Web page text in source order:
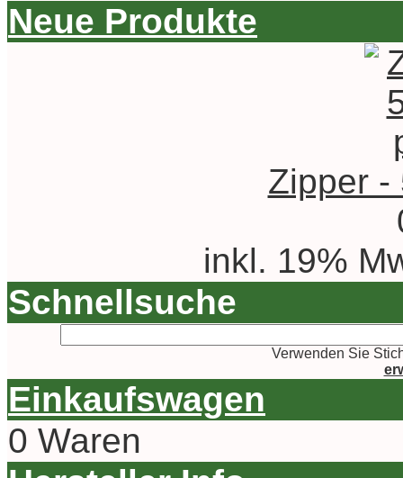
Neue Produkte
Zipper -
inkl. 19%
Schnellsuche
Verwenden Sie
Einkaufswagen
0 Waren